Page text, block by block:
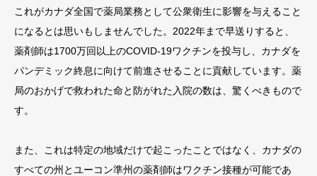
これがカナダ全国で薬局業務として公衆衛生に影響を与えること
になるとは思いもしませんでした。2022年まで早送りすると、
薬剤師は1700万回以上のCOVID-19ワクチンを投与し、カナダを
パンデミック終息に向けて前進させることに貢献しています。薬
局のおかげで救われた命と防がれた入院の数は、驚くべきもので
す。
また、これは特定の地域だけで起こったことではなく、カナダの
すべての州とユーコン準州の薬剤師はワクチン接種が可能であ